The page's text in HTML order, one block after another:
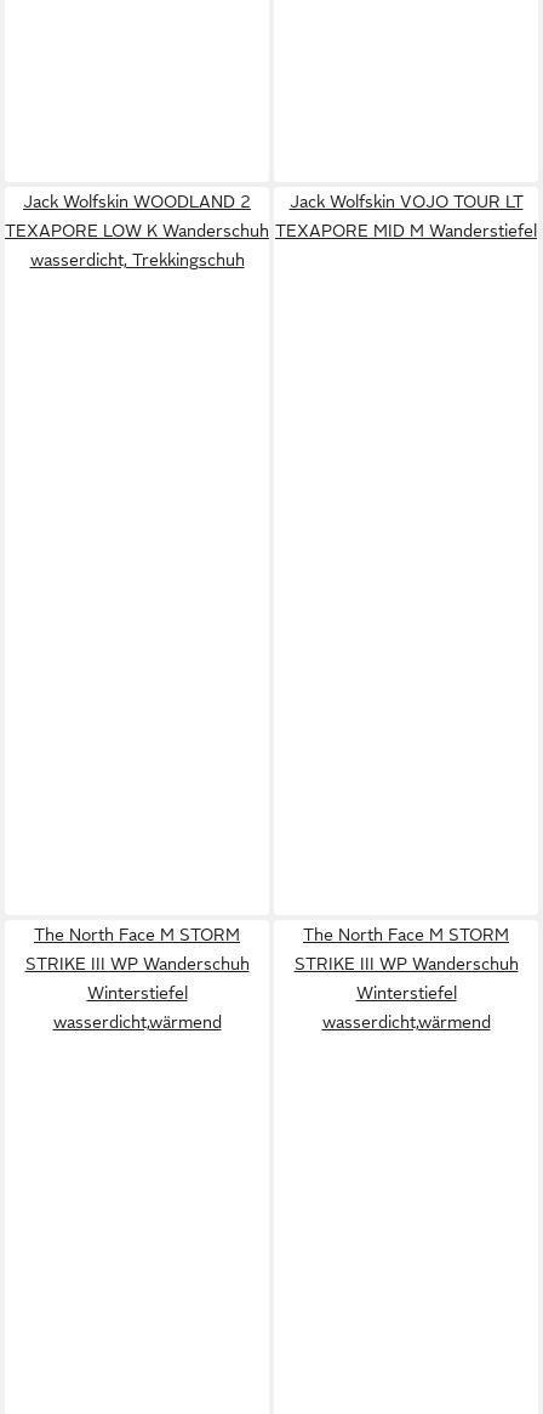
Jack Wolfskin WOODLAND 2
TEXAPORE LOW K Wanderschuh
wasserdicht, Trekkingschuh
Jack Wolfskin VOJO TOUR LT
TEXAPORE MID M Wanderstiefel
The North Face M STORM
STRIKE III WP Wanderschuh
Winterstiefel
wasserdicht,wärmend
The North Face M STORM
STRIKE III WP Wanderschuh
Winterstiefel
wasserdicht,wärmend